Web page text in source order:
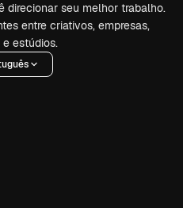
direcionar seu melhor trabalho.
entre criativos, empresas,
estúdios.